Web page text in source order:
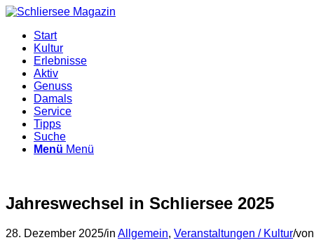
Start
Kultur
Erlebnisse
Aktiv
Genuss
Damals
Service
Tipps
Suche
Menü Menü
Jahreswechsel in Schliersee 2025
28. Dezember 2025/in Allgemein, Veranstaltungen / Kultur/von